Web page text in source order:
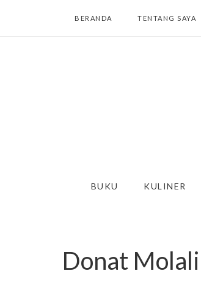
BERANDA TENTANG SAYA
BUKU KULINER
Donat